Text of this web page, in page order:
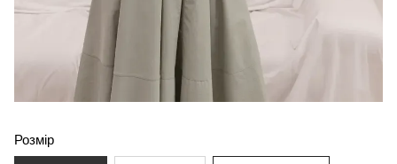
Розмір